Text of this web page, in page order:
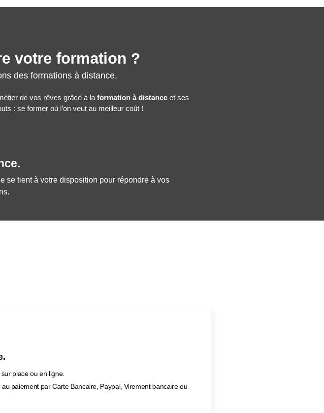
votre formation ?
des formations à distance.
de vos rêves grâce à la formation à distance et ses
: se former où l’on veut au meilleur coût !
se tient à votre disposition pour répondre à vos
place ou en ligne.
paiement par Carte Bancaire, Paypal, Virement bancaire ou